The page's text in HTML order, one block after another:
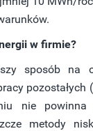
w firmie?
sposób na
nie
metody